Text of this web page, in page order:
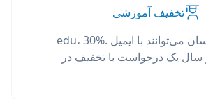
تخفیف آموزشی
دانشجویان و مدرسان می‌توانند با ایمیل .edu، 30%
سال یک درخواست با تخفیف در